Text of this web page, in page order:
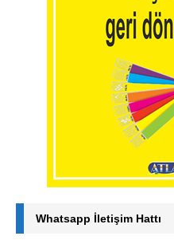
Whatsapp İletişim Hattı